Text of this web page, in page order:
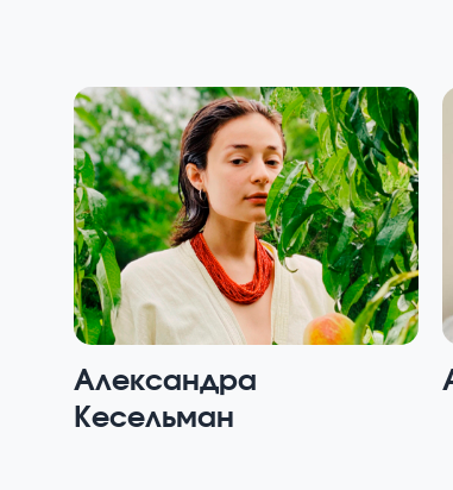
Александра
Кесельман